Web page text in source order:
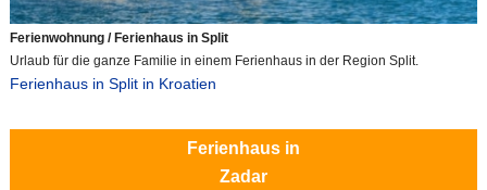
Ferienwohnung / Ferienhaus in Split
Urlaub für die ganze Familie in einem Ferienhaus in der Region Split.
Ferienhaus in Split in Kroatien
Ferienhaus in
Zadar